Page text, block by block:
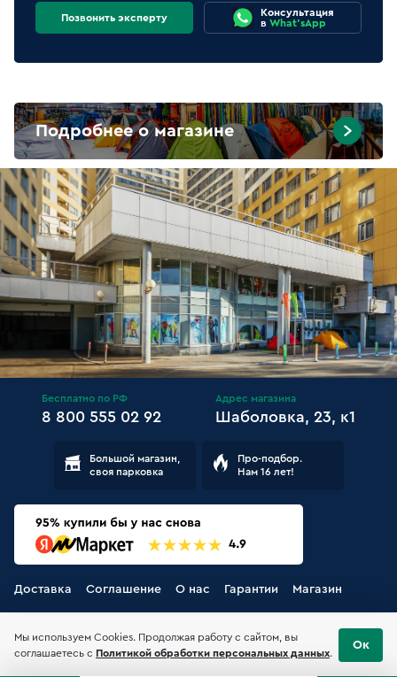
Позвонить эксперту
Консультация
в What'sApp
Подробнее о магазине
Бесплатно по РФ
8 800 555 02 92
Адрес магазина
Шаболовка, 23, к1
Большой магазин,
своя парковка
Про-подбор.
Нам 16 лет!
Доставка Соглашение О нас Гарантии Магазин
Мы используем Cookies. Продолжая работу с сайтом, вы
соглашаетесь с Политикой обработки персональных данных.
Ок